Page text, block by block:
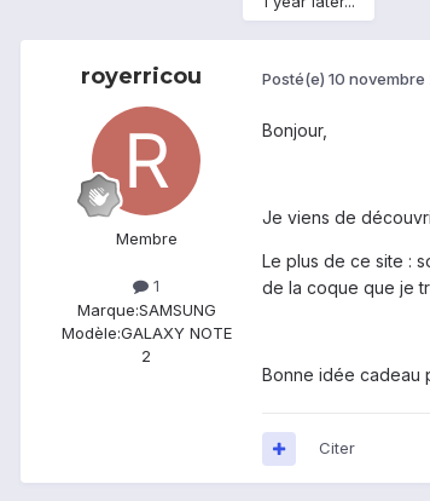
royerricou
Membre
1
Marque:SAMSUNG
Modèle:GALAXY NOTE
2
Posté(e) 10 novembre
Bonjour,
Je viens de
Le plus de ce site :
de la coque que je
Bonne idée cadeau
Citer